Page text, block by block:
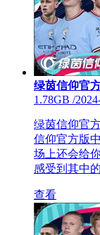
绿茵信仰官
1.78GB /
绿茵信仰官
信仰官方版
场上还会给
感受到其中
查看